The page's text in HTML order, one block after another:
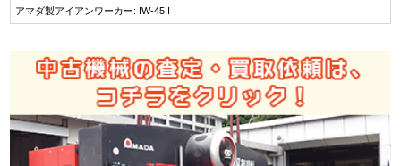
アマダ製アイアンワーカー: IW-45II
80T*2400mm, オートBG, OH:370, ワンタッチクランプ
アマダ製ベンダー RGM2 5020AT 入庫 !
50T*2000mm, オートBG, OH:370, ワンタッチクランプ